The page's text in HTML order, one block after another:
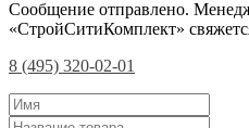
Сообщение отправлено.
«СтройСитиКомплект»
8 (495) 320-02-01